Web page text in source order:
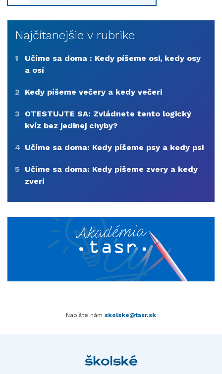
Najčítanejšie v rubrike
1
Učíme sa doma : Kedy píšeme osi, kedy osy
a osí
2 Kedy píšeme večery a kedy večeri
3
OTESTUJTE SA: Zvládnete tento logický
kvíz bez jedinej chyby?
4 Učíme sa doma: Kedy píšeme psy a kedy psi
5
Učíme sa doma: Kedy píšeme zvery a kedy
zveri
Napíšte nám skolske@tasr.sk